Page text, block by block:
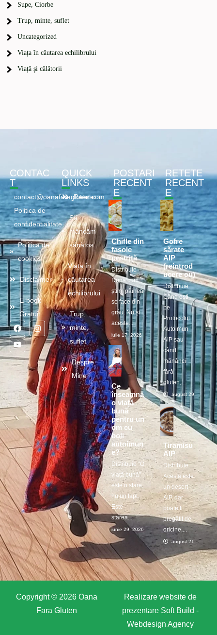
Supe, Ciorbe
Trup, minte, suflet
Uncategorized
Viața în căutarea echilibrului
Viață și călătorii
CONTAC
T
contact@oanafaragluten.com
Politica de
confidentialitate
Politica de
cookies
Disclaimer
E-book
Gratuit
QUICK
LINKS
Retete
Să
mâncăm
sănătos
Viața în
căutarea
echilibrului
Trup,
minte,
suflet
Despre
Mine
POSTARI
RECENT
E
Chifle din
fasole
pestriță
Distribuie
După cum
știm, pâinea
se face din
grâu. Nu și
aceste...
iulie 17, 2026
Ce
înseamnă
o viață
bună
pentru un
om cu
boli
autoimun
e?
Distribuie ”O
viață bună”
este o stare,
nu un fapt.
Este
starea...
iunie 29, 2026
RETETE
RECENT
E
Gofre
sărate
AIP
(reintrod
ucere ou)
Distribuie
Când ești
pe
Protocolul
Autoimun
AIP sau
când
mănânci
fără
gluten,...
august 29, 2025
Tiramisu
AIP
Distribuie
Acesta este
un desert
AIP, dar
poate fi
pregătit de
oricine,...
august 21, 2025
Copyright © 2026 Oana
Fara Gluten
Realizare website de
prezentare Soft Build -
Webdesign Agency